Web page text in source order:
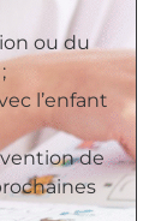
ou du
l’enfant
de